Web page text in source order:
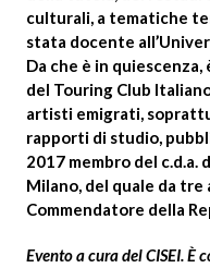
culturali, a tematiche
stata docente
Da che è in
del Touring Club
artisti emigrati,
rapporti di studio,
2017 membro del c.d.a.
Milano, del quale da
Commendatore della
Evento a cura del CISEI.